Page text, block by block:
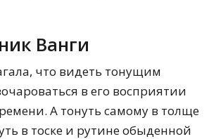
Ванги
что видеть тонущим
в его восприятии
А тонуть самому в толще
в тоске и рутине обыденной